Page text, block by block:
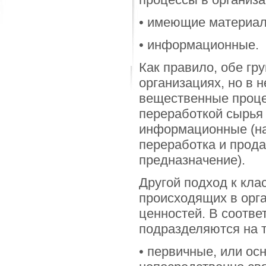
• имеющие
• информационные.
Как правило, обе
организациях, но в
вещественные
переработкой
информационные
переработка и
предназначение).
Другой подход к
происходящих в
ценностей. В
подразделяются на
• первичные, или